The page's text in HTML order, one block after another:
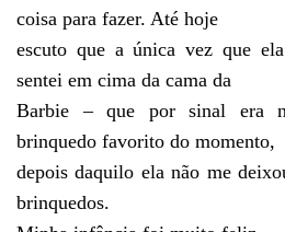
coisa para fazer. Até hoje
escuto que a única vez que
sentei em cima da cama da
Barbie – que por sinal era
brinquedo favorito do momento,
depois daquilo ela não me
brinquedos.